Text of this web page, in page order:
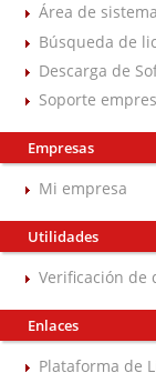
Área de
Búsqueda de
Descarga de
Soporte
Empresas
Mi empresa
Utilidades
Verificación de
Enlaces
Plataforma de